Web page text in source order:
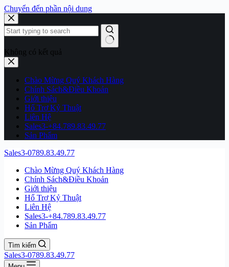
Chuyển đến phần nội dung
Không có kết quả
Chào Mừng Quý Khách Hàng
Chính Sách&Điều Khoản
Giới thiệu
Hổ Trợ Kỷ Thuật
Liên Hệ
Sales3-+84.789.83.49.77
Sản Phẩm
Sales3-0789.83.49.77
Chào Mừng Quý Khách Hàng
Chính Sách&Điều Khoản
Giới thiệu
Hổ Trợ Kỷ Thuật
Liên Hệ
Sales3-+84.789.83.49.77
Sản Phẩm
Tìm kiếm
Sales3-0789.83.49.77